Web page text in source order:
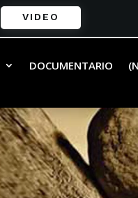
VIDEO
DOCUMENTARIO